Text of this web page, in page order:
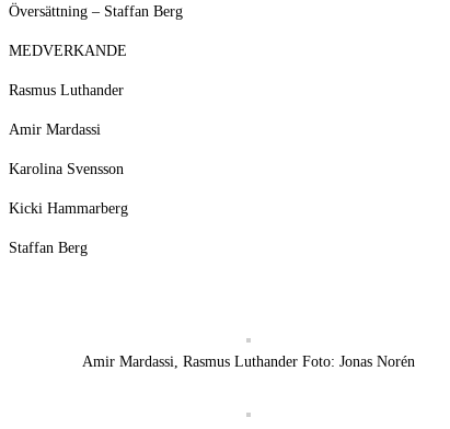
Översättning – Staffan Berg
MEDVERKANDE
Rasmus Luthander
Amir Mardassi
Karolina Svensson
Kicki Hammarberg
Staffan Berg
Amir Mardassi, Rasmus Luthander Foto: Jonas Norén